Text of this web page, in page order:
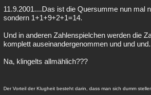
11.9.2001....Das ist die Quersumme nun mal
sondern 1+1+9+2+1=14.
Und in anderen Zahlenspielchen werden die
komplett auseinandergenommen und und
Na, klingelts allmählich???
Der Vorteil der Klugheit besteht darin, dass man sich dumm